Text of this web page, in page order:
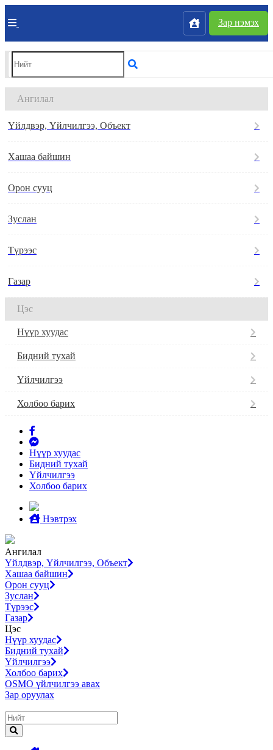
Зар нэмэх
Ангилал
Үйлдвэр, Үйлчилгээ, Объект
Хашаа байшин
Орон сууц
Зуслан
Түрээс
Газар
Цэс
Нүүр хуудас
Бидний тухай
Үйлчилгээ
Холбоо барих
Нүүр хуудас
Бидний тухай
Үйлчилгээ
Холбоо барих
Нэвтрэх
Ангилал
Үйлдвэр, Үйлчилгээ, Объект
Хашаа байшин
Орон сууц
Зуслан
Түрээс
Газар
Цэс
Нүүр хуудас
Бидний тухай
Үйлчилгээ
Холбоо барих
OSMO үйлчилгээ авах
Зар оруулах